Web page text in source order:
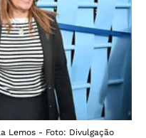
Lemos - Foto: Divulgação